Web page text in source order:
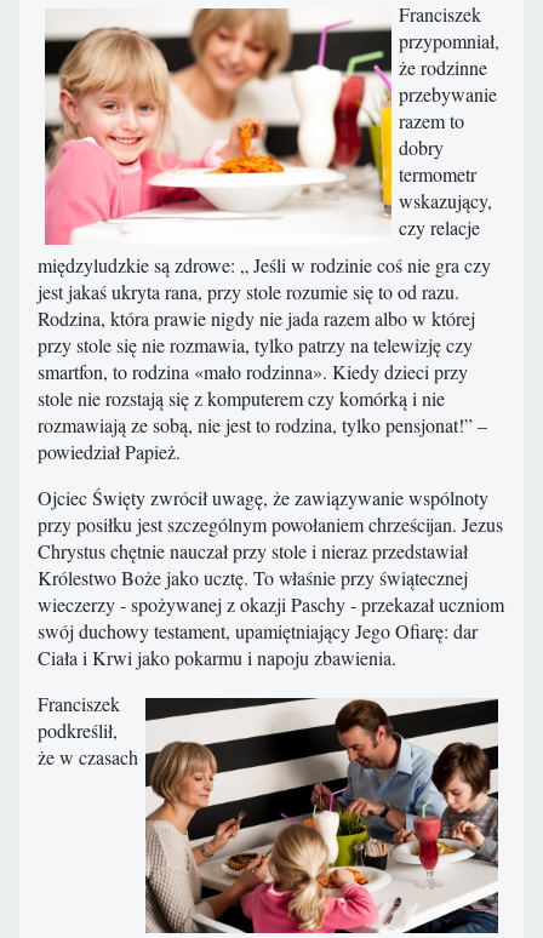
Franciszek
przypomniał,
że rodzinne
przebywanie
razem to
dobry
termometr
wskazujący,
czy relacje
międzyludzkie są zdrowe: „ Jeśli w rodzinie coś nie gra czy
jest jakaś ukryta rana, przy stole rozumie się to od razu.
Rodzina, która prawie nigdy nie jada razem albo w której
przy stole się nie rozmawia, tylko patrzy na telewizję czy
smartfon, to rodzina «mało rodzinna». Kiedy dzieci przy
stole nie rozstają się z komputerem czy komórką i nie
rozmawiają ze sobą, nie jest to rodzina, tylko pensjonat!” –
powiedział Papież.
Ojciec Święty zwrócił uwagę, że zawiązywanie wspólnoty
przy posiłku jest szczególnym powołaniem chrześcijan. Jezus
Chrystus chętnie nauczał przy stole i nieraz przedstawiał
Królestwo Boże jako ucztę. To właśnie przy świątecznej
wieczerzy - spożywanej z okazji Paschy - przekazał uczniom
swój duchowy testament, upamiętniający Jego Ofiarę: dar
Ciała i Krwi jako pokarmu i napoju zbawienia.
Franciszek
podkreślił,
że w czasach